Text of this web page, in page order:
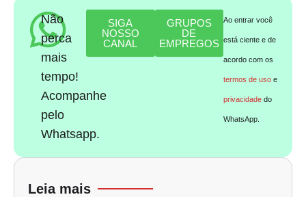
Não
perca
mais
tempo!
Acompanhe
pelo
Whatsapp.
SIGA
NOSSO
CANAL
GRUPOS
DE
EMPREGOS
Ao entrar você
está ciente e de
acordo com os
termos de uso e
privacidade do
WhatsApp.
Leia mais